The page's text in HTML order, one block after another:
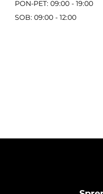
PON-PET: 09:00 - 19:00
SOB: 09:00 - 12:00